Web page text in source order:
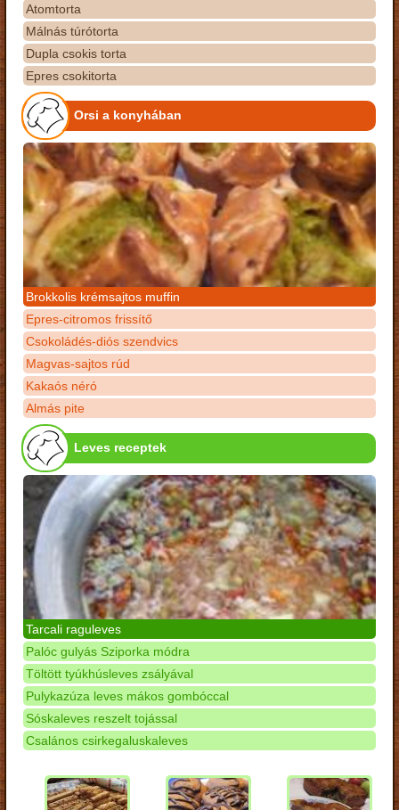
Atomtorta
Málnás túrótorta
Dupla csokis torta
Epres csokitorta
Orsi a konyhában
Brokkolis krémsajtos muffin
Epres-citromos frissítő
Csokoládés-diós szendvics
Magvas-sajtos rúd
Kakaós néró
Almás pite
Leves receptek
Tarcali raguleves
Palóc gulyás Sziporka módra
Töltött tyúkhúsleves zsályával
Pulykazúza leves mákos gombóccal
Sóskaleves reszelt tojással
Csalános csirkegaluskaleves